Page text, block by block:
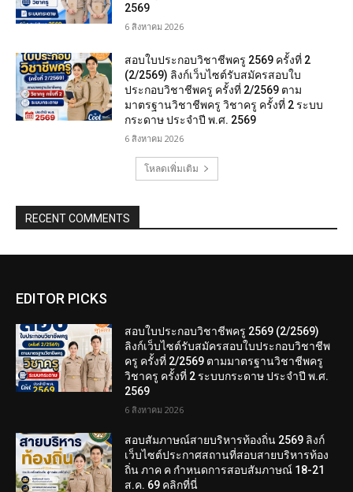
2569
6 สิงหาคม 2026
สอบใบประกอบวิชาชีพครู 2569 ครั้งที่ 2
(2/2569) ลิงก์เว็บไซต์รับสมัครสอบใบ
ประกอบวิชาชีพครู ครั้งที่ 2/2569 ตาม
มาตรฐานวิชาชีพครู วิชาครู ครั้งที่ 2 ระบบ
กระดาษ ประจำปี พ.ศ. 2569
6 สิงหาคม 2026
โหลดเพิ่มเติม
RECENT COMMENTS
EDITOR PICKS
สอบใบประกอบวิชาชีพครู 2569 (2/2569)
ลิงก์เว็บไซต์รับสมัครสอบใบประกอบวิชาชีพ
ครู ครั้งที่ 2/2569 ตามมาตรฐานวิชาชีพครู
วิชาครู ครั้งที่ 2 ระบบกระดาษ ประจำปี พ.ศ.
2569
6 สิงหาคม 2026
สอบสัมภาษณ์สายบริหารท้องถิ่น 2569 ลิงก์
เว็บไซต์ประกาศสถานที่สอบสายบริหารท้อง
ถิ่น ภาค ค กำหนดการสอบสัมภาษณ์ 18-21
ส.ค. 69 คลิกที่นี่